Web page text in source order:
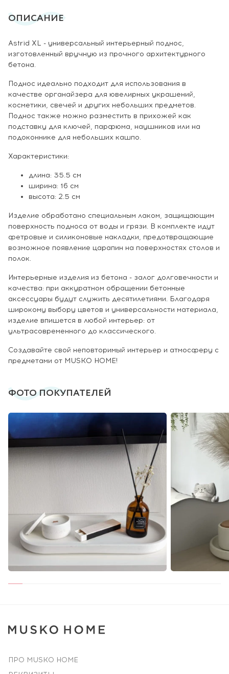
ОПИСАНИЕ
Astrid XL - универсальный интерьерный поднос,
изготовленный вручную из прочного архитектурного
бетона.
Поднос идеально подходит для использования в
качестве органайзера для ювелирных украшений,
косметики, свечей и других небольших предметов.
Поднос также можно разместить в прихожей как
подставку для ключей, парфюма, наушников или на
подоконнике для небольших кашпо.
Характеристики:
длина: 35.5 см
ширина: 16 см
высота: 2.5 см
Изделие обработано специальным лаком, защищающим
поверхность подноса от воды и грязи. В комплекте идут
фетровые и силиконовые накладки, предотвращающие
возможное появление царапин на поверхностях столов и
полок.
Интерьерные изделия из бетона - залог долговечности и
качества: при аккуратном обращении бетонные
аксессуары будут служить десятилетиями. Благодаря
широкому выбору цветов и универсальности материала,
изделие впишется в любой интерьер: от
ультрасовременного до классического.
Создавайте свой неповторимый интерьер и атмосферу с
предметами от MUSKO HOME!
ФОТО ПОКУПАТЕЛЕЙ
ПРО MUSKO HOME